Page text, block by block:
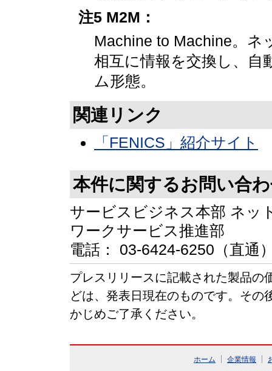
注5 M2M：
Machine to Machine。ネ
相互に情報を交換し、自
ム形態。
関連リンク
「FENICS」紹介サイト
本件に関するお問い合
サービスビジネス本部 ネッ
ワークサービス推進部
電話： 03-6424-6250（直通
プレスリリースに記載された製品の
どは、発表日現在のものです。そ
かじめご了承ください。
ホーム 企業情報